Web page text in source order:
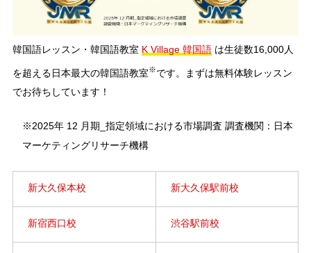
韓国語レッスン・韓国語教室 K Village 韓国語は生徒数16,000人
を超える日本最大の韓国語教室※です。まずは無料体験レッスン
でお待ちしています！
※2025年 12 月期_指定領域における市場調査 調査機関：日本
マーケティングリサーチ機構
新大久保本校 新大久保駅前校
新宿西口校 渋谷駅前校